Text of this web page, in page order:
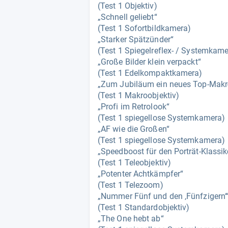
(Test 1 Objektiv)
„Schnell geliebt“
(Test 1 Sofortbildkamera)
„Starker Spätzünder“
(Test 1 Spiegelreflex- /
„Große Bilder klein verpackt“
(Test 1 Edelkompaktkamera)
„Zum Jubiläum ein neues Top-
(Test 1 Makroobjektiv)
„Profi im Retrolook“
(Test 1 spiegellose Systemkamera)
„AF wie die Großen“
(Test 1 spiegellose Systemkamera)
„Speedboost für den Porträt-
(Test 1 Teleobjektiv)
„Potenter Achtkämpfer“
(Test 1 Telezoom)
„Nummer Fünf und den
(Test 1 Standardobjektiv)
„The One hebt ab“